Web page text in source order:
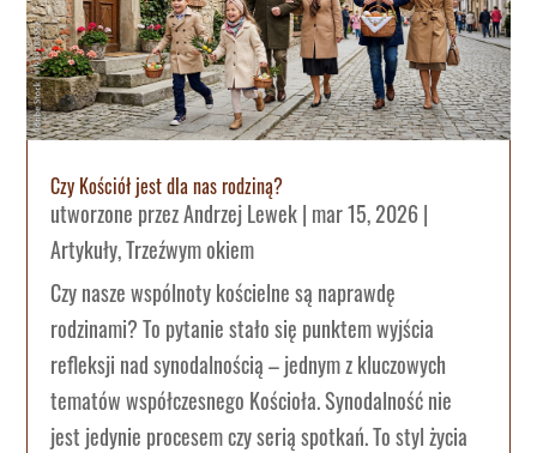
Czy Kościół jest dla nas rodziną?
utworzone przezAndrzej Lewek| mar 15, 2026|
Artykuły,Trzeźwym okiem
Czy nasze wspólnoty kościelne są naprawdę
rodzinami? To pytanie stało się punktem wyjścia
refleksji nad synodalnością – jednym z kluczowych
tematów współczesnego Kościoła. Synodalność nie
jest jedynie procesem czy serią spotkań. To styl życia